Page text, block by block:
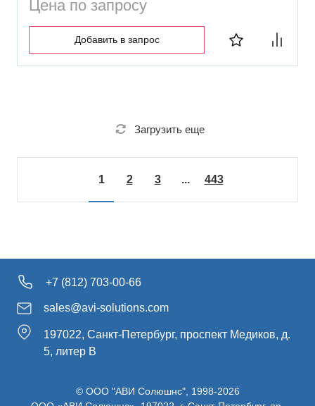
Цена по запросу
Добавить в запрос
Загрузить еще
1 2 3 ... 443
+7 (812) 703-00-66
sales@avi-solutions.com
197022, Санкт-Петербург, проспект Медиков, д.
5, литер В
© ООО "АВИ Солюшнс", 1998-2026